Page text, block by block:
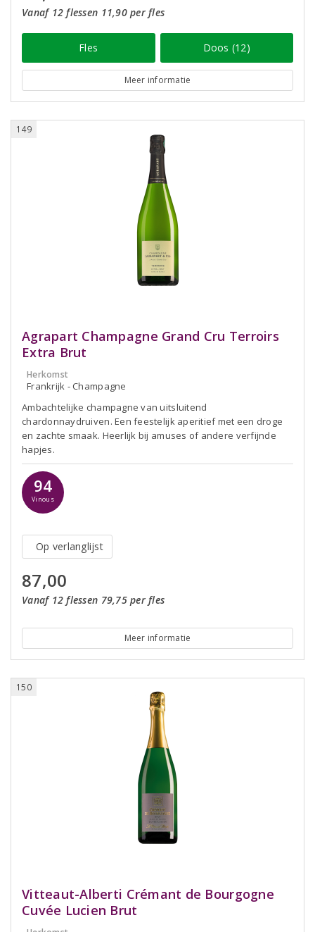
Vanaf 12 flessen 11,90 per fles
Fles Doos (12)
Meer informatie
149
Agrapart Champagne Grand Cru Terroirs
Extra Brut
Herkomst
Frankrijk - Champagne
Ambachtelijke champagne van uitsluitend
chardonnaydruiven. Een feestelijk aperitief met een droge
en zachte smaak. Heerlijk bij amuses of andere verfijnde
hapjes.
94
Vinous
Op verlanglijst
87,00
Vanaf 12 flessen 79,75 per fles
Meer informatie
150
Vitteaut-Alberti Crémant de Bourgogne
Cuvée Lucien Brut